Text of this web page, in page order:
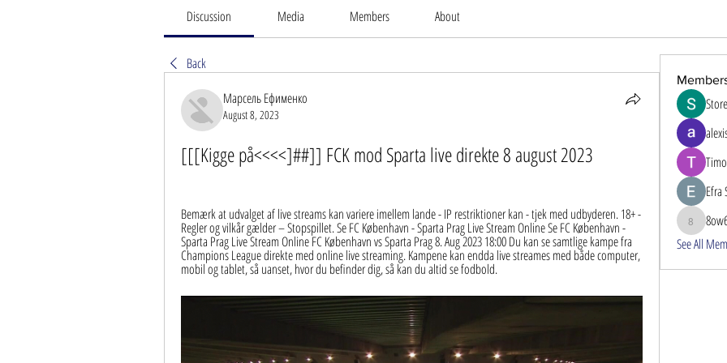
Discussion Media Members About
Back
Марсель Ефименко
August 8, 2023
[[[Kigge på<<<<]##]] FCK mod Sparta live direkte 8 august 2023
Bemærk at udvalget af live streams kan variere imellem lande - IP restriktioner kan - tjek med udbyderen. 18+ -
Regler og vilkår gælder – Stopspillet. Se FC København - Sparta Prag Live Stream Online﻿ Se FC København -
Sparta Prag Live Stream Online FC København vs Sparta Prag 8. Aug 2023 18:00 Du kan se samtlige kampe fra
Champions League direkte med online live streaming. Kampene kan endda live streames med både computer,
mobil og tablet, så uanset, hvor du befinder dig, så kan du altid se fodbold.
Efra
See All